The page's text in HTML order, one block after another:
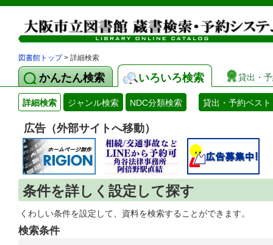
図書館トップ> 詳細検索
かんたん検索 いろいろ検索 貸出・
詳細検索 ジャンル検索 NDC分類検索 貸出・予約ベスト
広告（外部サイトへ移動）
条件を詳しく設定して探す
くわしい条件を設定して、資料を検索することができます。
検索条件